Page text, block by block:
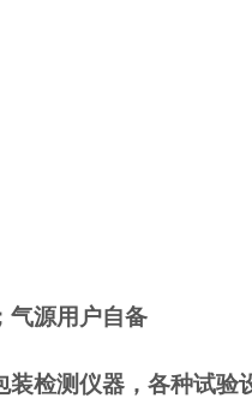
气源用户自备
检测仪器，各种试验